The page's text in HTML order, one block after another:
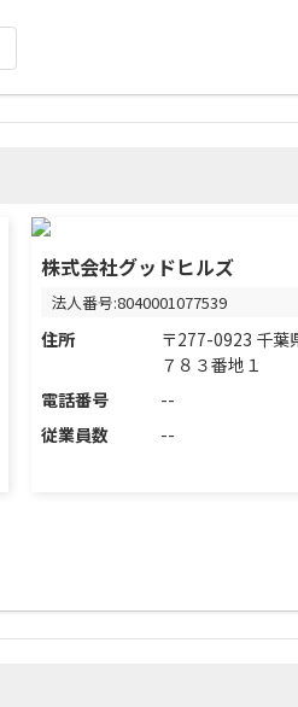
株式会社グッドヒルズ
法人番号:8040001077539
住所
〒277-0923 千葉
７８３番地１
電話番号
--
従業員数
--